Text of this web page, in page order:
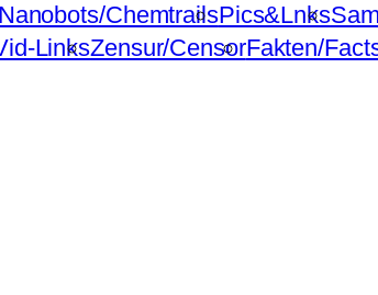
ChemtrailsPics&Lnks
LinksZensur/CensorFakten/